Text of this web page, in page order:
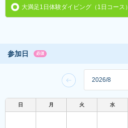
大満足1日体験ダイビング（1日コース）
参加日 必須
日 月 火 水